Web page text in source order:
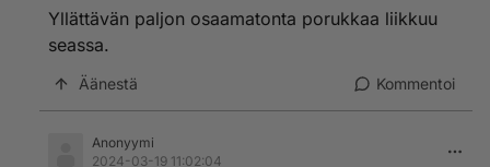
vaarantamisesta voisi riittää kunnon rapsut, silloin
tilanne kuitenkin saattoi olla hallinnassa.
Yllättävän paljon osaamatonta porukkaa liikkuu
seassa.
Äänestä Kommentoi
Anonyymi
2024-03-19 11:02:04